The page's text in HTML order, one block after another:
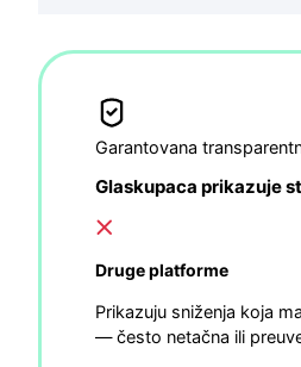
Garantovana
Glaskupaca prikazuje
Druge platforme
Prikazuju sniženja koja
— često netačna ili